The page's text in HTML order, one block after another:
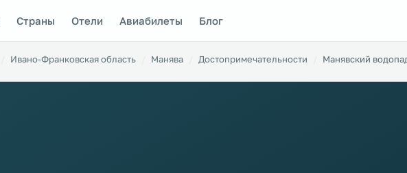
Страны Отели Авиабилеты Блог
Ивано-Франковская область Манява Достопримечательности Манявский